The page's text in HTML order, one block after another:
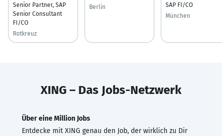
Senior Partner, SAP
Senior Consultant
FI/CO
Rotkreuz
Berlin
SAP FI/CO
München
XING – Das Jobs-Netzwerk
Über eine Million Jobs
Entdecke mit XING genau den Job, der wirklich zu Dir